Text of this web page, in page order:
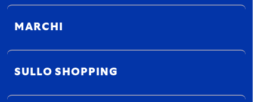
MARCHI
SULLO SHOPPING